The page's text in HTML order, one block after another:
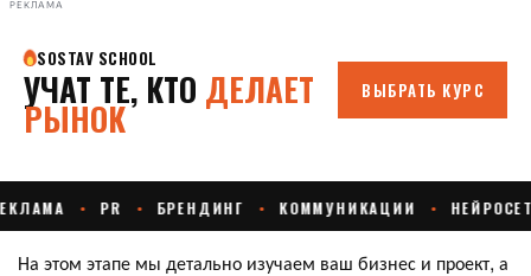
РЕКЛАМА
На этом этапе мы детально изучаем ваш бизнес и проект, а